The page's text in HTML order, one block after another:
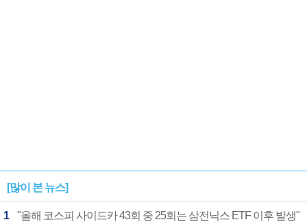
[많이 본 뉴스]
1 "올해 코스피 사이드카 43회 중 25회는 삼전닉스 ETF 이후 발생"